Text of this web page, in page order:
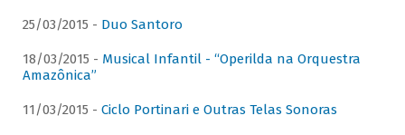
25/03/2015 - Duo Santoro
18/03/2015 - Musical Infantil - “Operilda na Orquestra
Amazônica”
11/03/2015 - Ciclo Portinari e Outras Telas Sonoras